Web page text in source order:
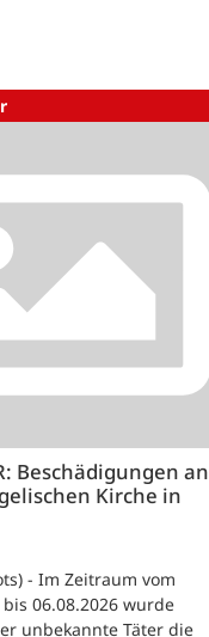
Beschädigungen an
Kirche in
- Im Zeitraum vom
bis 06.08.2026 wurde
unbekannte Täter die